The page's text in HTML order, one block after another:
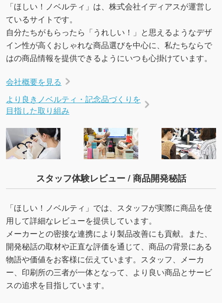
「ほしい！ノベルティ」は、株式会社イディアスが運営し
ているサイトです。
自分たちがもらったら「うれしい！」と思えるようなデザ
イン性が高くおしゃれな商品選びを中心に、私たちならで
はの商品情報を提供できるようにいつも心掛けています。
会社概要を見る
より良きノベルティ・記念品づくりを
目指した取り組み
スタッフ体験レビュー / 商品開発秘話
「ほしい！ノベルティ」では、スタッフが実際に商品を使
用して詳細なレビューを提供しています。
メーカーとの密接な連携により製品改善にも貢献。また、
開発秘話の取材や正直な評価を通じて、商品の背景にある
物語や価値をお客様に伝えています。スタッフ、メーカ
ー、印刷所の三者が一体となって、より良い商品とサービ
スの追求を目指しています。